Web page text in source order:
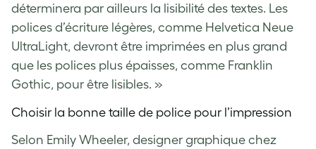
déterminera par ailleurs la lisibilité des textes. Les
polices d’écriture légères, comme Helvetica Neue
UltraLight, devront être imprimées en plus grand
que les polices plus épaisses, comme Franklin
Gothic, pour être lisibles. »
Choisir la bonne taille de police pour l’impression
Selon Emily Wheeler, designer graphique chez